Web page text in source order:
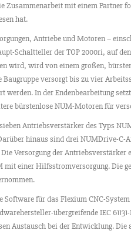
Zusammenarbeit mit einem Partner
hat.
Antriebe und Motoren –
Schaltteller der TOP 2000ri, auf
wird, wird von einem großen,
Baugruppe versorgt bis zu vier
werden. In der Endenbearbeitung
bürstenlose NUM-Motoren für
Antriebsverstärker des Typs
hinaus sind drei NUMDrive-
Versorgung der Antriebsverstärker
mit einer Hilfsstromversorgung. Die
Software für das Flexium CNC-
übergreifende IEC
Austausch bei der Entwicklung.